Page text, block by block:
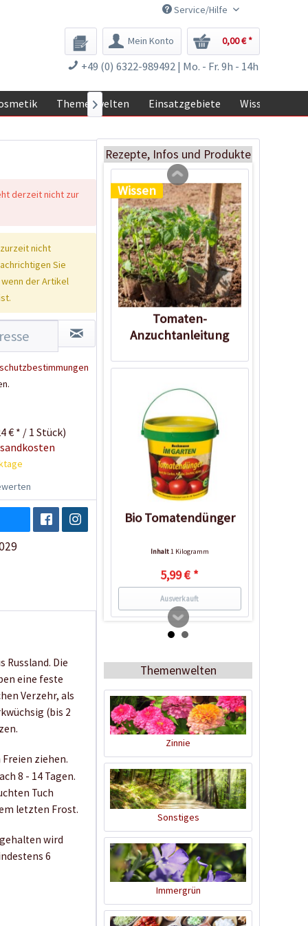
Service/Hilfe
Mein Konto 0,00 € *
+49 (0) 6322-989492 | Mo. - Fr. 9h - 14h
Themenwelten Einsatzgebiete Wissen

derzeit nicht zur
nicht
Sie
der Artikel
€ * / 1 Stück)
Russland. Die
eine feste
Verzehr, als
(bis 2
ziehen.
8 - 14 Tagen.
Tuch
letzten Frost.
wird
6
Rezepte, Infos und Produkte
Tom Tomato -
39,90 € *
Wissen
Tomaten-
Anzuchtanleitung
Bio Tomatendünger
Inhalt1 Kilogramm
5,99 € *
Ausverkauft
Tomato Buddy
Inhalt1 Stück
19,99 € *
Jetzt bestellen
Themenwelten
Zinnie
Sonstiges
Immergrün